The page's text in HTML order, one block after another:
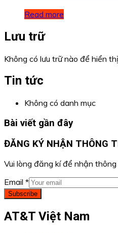
Read more
Lưu trữ
Không có lưu trữ nào để hiển thị.
Tin tức
Không có danh mục
Bài viết gần đây
ĐĂNG KÝ NHẬN THÔNG
Vui lòng đăng kí để nhận
Email *
Subscribe
AT&T Việt Nam